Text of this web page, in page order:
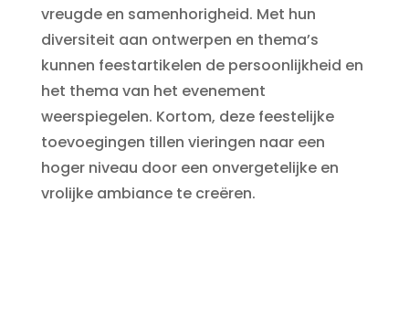
vreugde en samenhorigheid. Met hun
diversiteit aan ontwerpen en thema’s
kunnen feestartikelen de persoonlijkheid en
het thema van het evenement
weerspiegelen. Kortom, deze feestelijke
toevoegingen tillen vieringen naar een
hoger niveau door een onvergetelijke en
vrolijke ambiance te creëren.